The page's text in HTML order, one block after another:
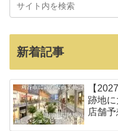
新着記事
【
跡地に
店舗